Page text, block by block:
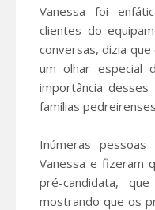
Vanessa foi
clientes do
conversas, dizia
um olhar especial
importância
famílias
Inúmeras
Vanessa e fizeram
pré-candidata,
mostrando que os